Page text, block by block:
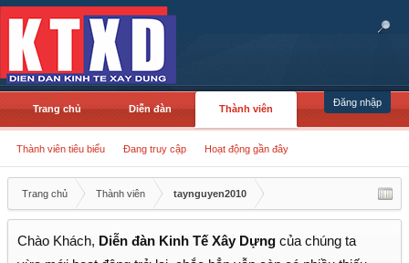
Đăng nhập
Trang chủ Diễn đàn Thành viên
Thành viên tiêu biểu Đang truy cập Hoạt động gần đây
Trang chủ Thành viên taynguyen2010
Chào Khách, Diễn đàn Kinh Tế Xây Dựng của chúng ta